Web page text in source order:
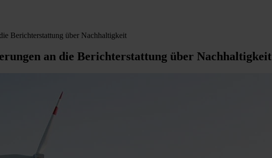
Berichterstattung über Nachhaltigkeit
an die Berichterstattung über Nachhaltigkeit